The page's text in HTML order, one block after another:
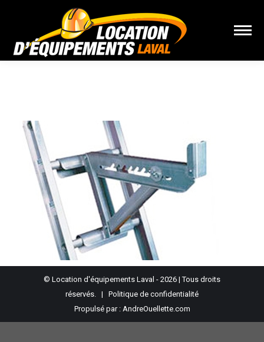
© Location d'équipements Laval - 2026 | Tous droits
réservés. | Politique de confidentialité
Propulsé par : AndreOuellette.com